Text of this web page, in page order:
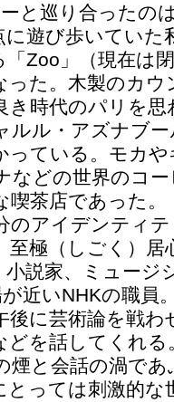
と巡り合ったの
に遊び歩いていた
Zoo」（現在は
った。木製のカ
き時代のパリを
ルル・アズナブ
っている。モカ
などの世界のコ
喫茶店であった
のアイデンティ
至極（しごく）居
小説家、ミュージ
近いNHKの職員
後に芸術論を戦
どを話してくれる
煙と会話の渦で
とっては刺激的な